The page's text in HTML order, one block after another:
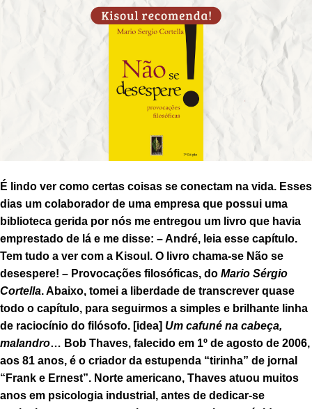
É lindo ver como certas coisas se conectam na vida. Esses
dias um colaborador de uma empresa que possui uma
biblioteca gerida por nós me entregou um livro que havia
emprestado de lá e me disse: – André, leia esse capítulo.
Tem tudo a ver com a Kisoul. O livro chama-se Não se
desespere! – Provocações filosóficas, do Mario Sérgio
Cortella. Abaixo, tomei a liberdade de transcrever quase
todo o capítulo, para seguirmos a simples e brilhante linha
de raciocínio do filósofo. [idea] Um cafuné na cabeça,
malandro… Bob Thaves, falecido em 1º de agosto de 2006,
aos 81 anos, é o criador da estupenda “tirinha” de jornal
“Frank e Ernest”. Norte americano, Thaves atuou muitos
anos em psicologia industrial, antes de dedicar-se